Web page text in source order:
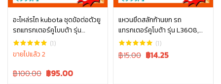
อะไหล่รไถ kubota ชุดข้อต่อตัวยู
รถแทรกเตอร์คูโบบต้า รุ่น
L3608, L4708, L3445-10001
(1)
ขายไปแล้ว 2
Original
฿100.00 Current
฿95.00
หยิบใส่ตะกร้า
แหวนยึดสลักก้านยก รถ
แทรกเตอร์คูโบต้า รุ่น L3608,
L4018, L4508, L4708, L5018
tc402-34340
(1)
Original
฿15.00 Current
฿14.25
หยิบใส่ตะกร้า